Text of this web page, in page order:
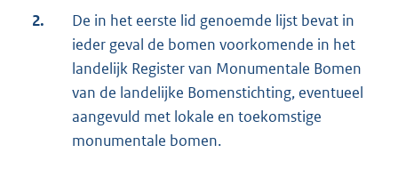
2.
De in het eerste lid genoemde lijst bevat in
ieder geval de bomen voorkomende in het
landelijk Register van Monumentale Bomen
van de landelijke Bomenstichting, eventueel
aangevuld met lokale en toekomstige
monumentale bomen.